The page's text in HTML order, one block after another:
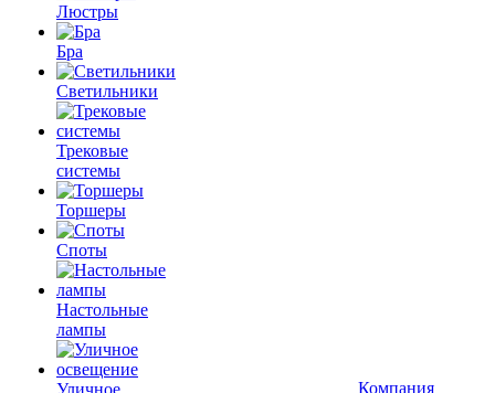
Люстры
Бра
Светильники
Трековые
системы
Торшеры
Споты
Настольные
лампы
Уличное
Компания